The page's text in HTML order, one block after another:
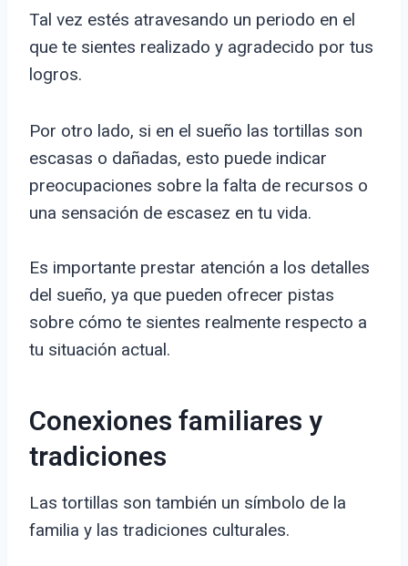
Tal vez estés atravesando un periodo en el
que te sientes realizado y agradecido por tus
logros.
Por otro lado, si en el sueño las tortillas son
escasas o dañadas, esto puede indicar
preocupaciones sobre la falta de recursos o
una sensación de escasez en tu vida.
Es importante prestar atención a los detalles
del sueño, ya que pueden ofrecer pistas
sobre cómo te sientes realmente respecto a
tu situación actual.
Conexiones familiares y
tradiciones
Las tortillas son también un símbolo de la
familia y las tradiciones culturales.